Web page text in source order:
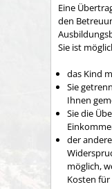
Eine
den
Sie ist
das Kind
Sie
Ihnen
Sie die
der
möglich,
Kosten